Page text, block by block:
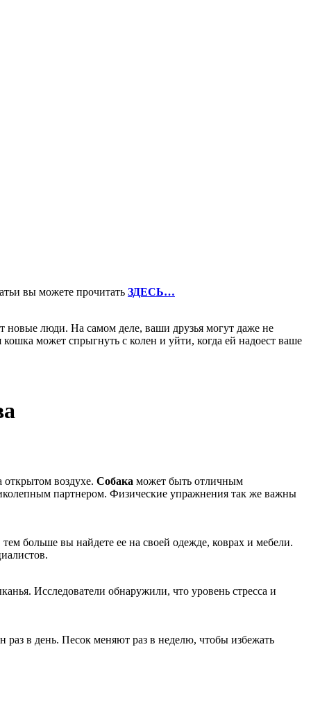
вы можете прочитать ЗДЕСЬ…
новые люди. На самом деле, ваши друзья могут даже не
может спрыгнуть с колен и уйти, когда ей надоест ваше
воздухе. Собака может быть отличным
партнером. Физические упражнения так же важны
больше вы найдете ее на своей одежде, коврах и мебели.
Исследователи обнаружили, что уровень стресса и
в день. Песок меняют раз в неделю, чтобы избежать